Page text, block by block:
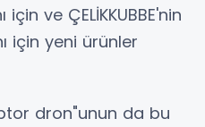
ve ÇELİKKUBBE'nin
için yeni ürünler
dron"unun da bu